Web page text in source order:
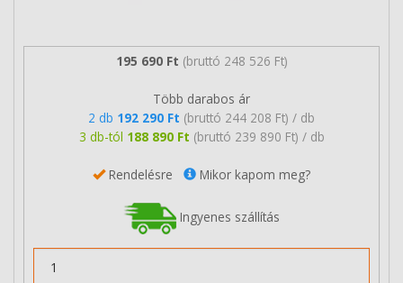
195 690 Ft (bruttó 248 526 Ft)
Több darabos ár
2 db 192 290 Ft (bruttó 244 208 Ft) / db
3 db-tól 188 890 Ft (bruttó 239 890 Ft) / db
Rendelésre Mikor kapom meg?
Ingyenes szállítás